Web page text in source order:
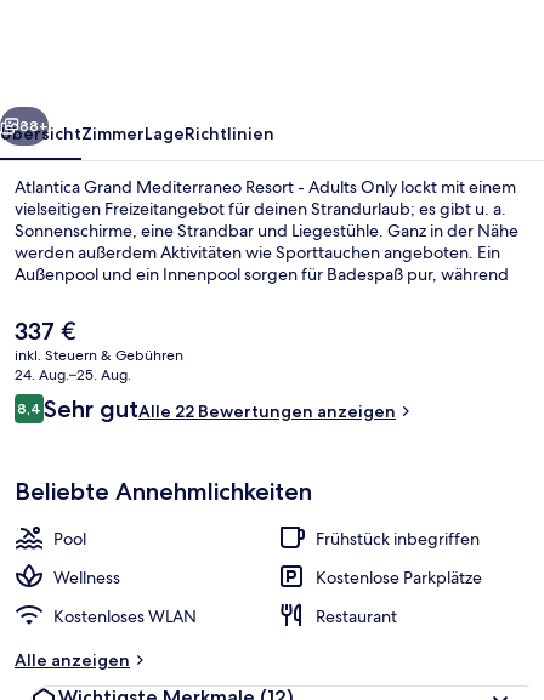
Only
Weiter
88+
ÜbersichtZimmerLageRichtlinien
Atlantica Grand Mediterraneo Resort - Adults Only lockt mit einem
vielseitigen Freizeitangebot für deinen Strandurlaub; es gibt u. a.
Sonnenschirme, eine Strandbar und Liegestühle. Ganz in der Nähe
werden außerdem Aktivitäten wie Sporttauchen angeboten. Ein
Außenpool und ein Innenpool sorgen für Badespaß pur, während
Gesichtsbehandlungen und Körperbehandlungen verwöhnt
werden. Deinen Hunger stillen 3 Restaurants und die Bar/Lounge
bietet ein entspanntes Ambiente für das ein oder andere kühle
Getränk. Als weitere Highlights bietet dieses Hotel im luxuriösen Stil
eine Dachterrasse, eine Poolbar und einen Fitnessbereich.
Der
aktuelle
Preis
beträgt
337 €.
337 €
inkl. Steuern & Gebühren
24. Aug.–25. Aug.
Bewertungen
8,48,4 von 10.
Sehr gutAlle 22 Bewertungen anzeigen
Beliebte Annehmlichkeiten
Pool
Frühstück inbegriffen
Wellness
Kostenlose Parkplätze
Kostenloses WLAN
Restaurant
Alle anzeigen